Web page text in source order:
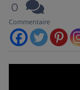
0
Commentaire